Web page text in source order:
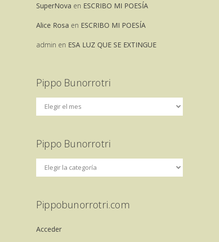
SuperNova en ESCRIBO MI POESÍA
Alice Rosa en ESCRIBO MI POESÍA
admin en ESA LUZ QUE SE EXTINGUE
Pippo Bunorrotri
Pippo Bunorrotri
Pippobunorrotri.com
Acceder